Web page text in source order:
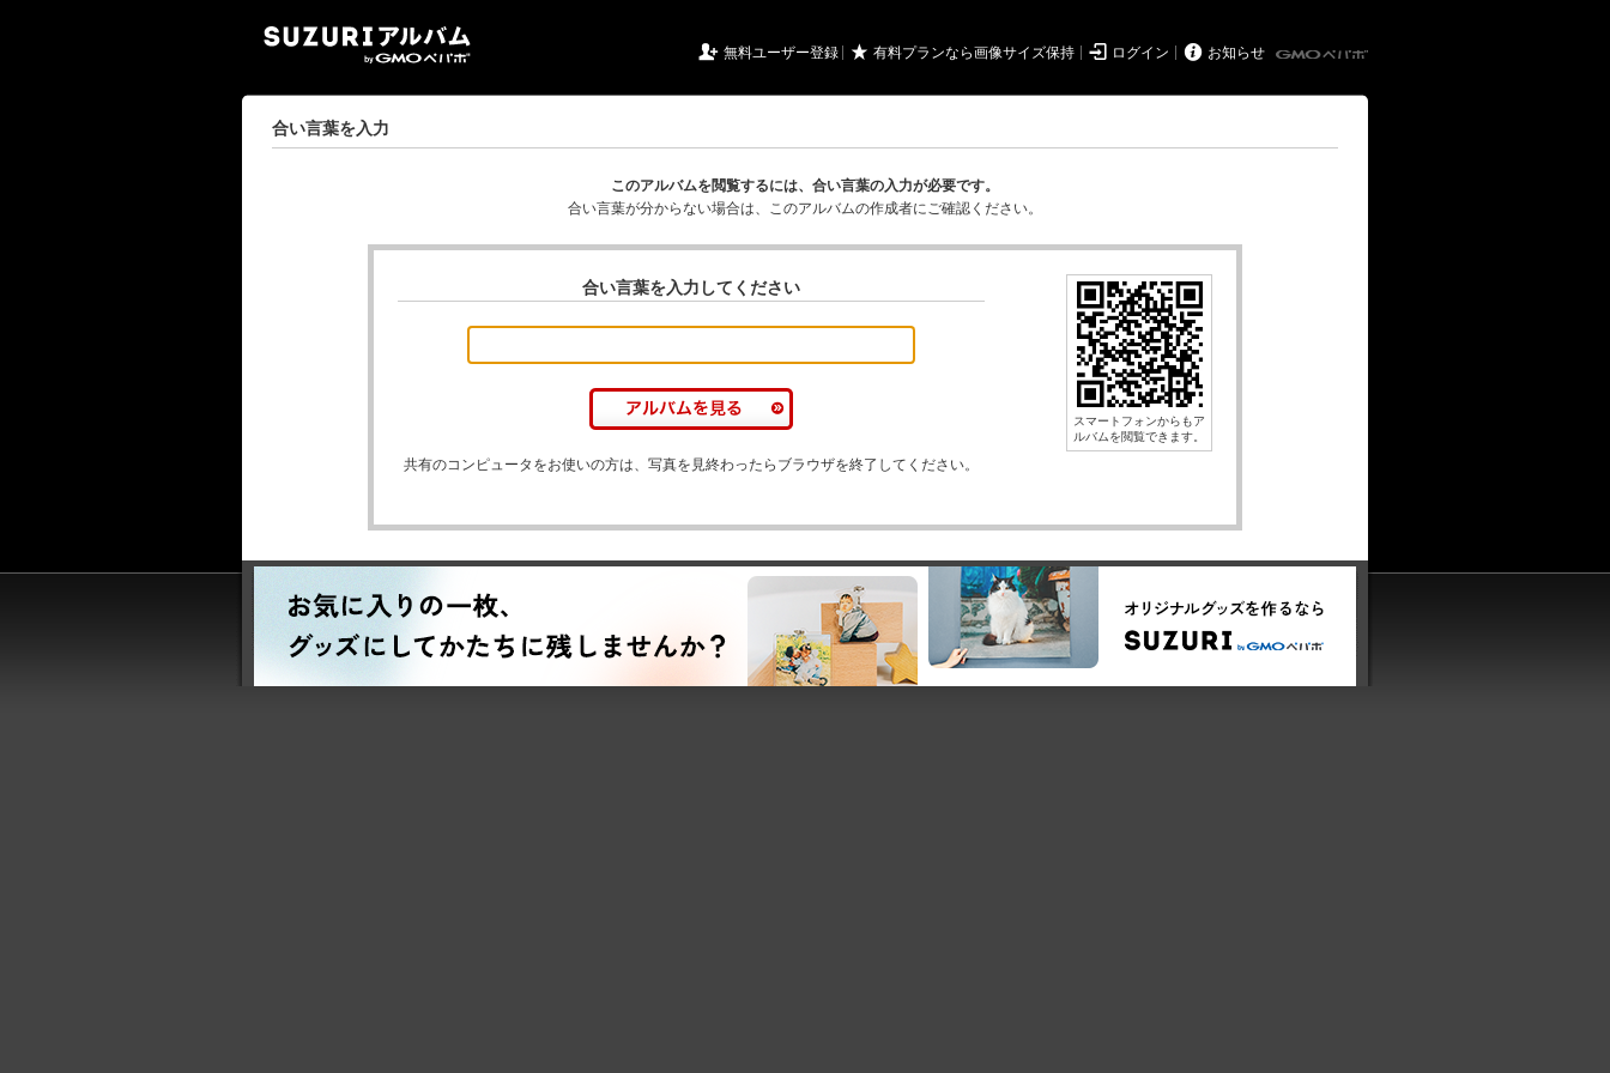
 無料ユーザー登録 ★ 有料プランなら画像サイズ保持  ログイン  お知らせ
合い言葉を入力
このアルバムを閲覧するには、合い言葉の入力が必要です。
合い言葉が分からない場合は、このアルバムの作成者にご確認ください。
合い言葉を入力してください
共有のコンピュータをお使いの方は、写真を見終わったらブラウザを終了してください。
スマートフォンからもア
ルバムを閲覧できます。